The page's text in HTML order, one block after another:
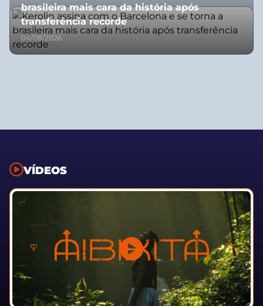
brasileira mais cara da história após
transferência recorde
04/08/2026
VÍDEOS